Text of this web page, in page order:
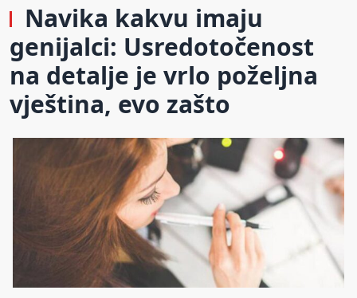
Navika kakvu imaju
genijalci: Usredotočenost
na detalje je vrlo poželjna
vještina, evo zašto